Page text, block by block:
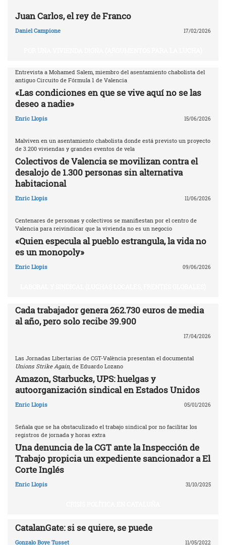
Juan Carlos, el rey de Franco
Daniel Campione 17/02/2026
Entrevista a Mohamed Salem, miembro del asentamiento chabolista del
antiguo Circuito de Fórmula 1 de Valencia
«Las condiciones en que se vive aquí no se las
deseo a nadie»
Enric Llopis 15/06/2026
Malviven en un asentamiento chabolista donde está previsto un proyecto
de 3.200 viviendas y grandes eventos de vela
Colectivos de Valencia se movilizan contra el
desalojo de 1.300 personas sin alternativa
habitacional
Enric Llopis 11/06/2026
Centenares de personas y colectivos se manifiestan por el centro de
Valencia para reivindicar que la vivienda no es un negocio
«Quien especula al pueblo estrangula, la vida no
es un monopoly»
Enric Llopis 09/06/2026
Cada trabajador genera 262.730 euros de media
al año, pero solo recibe 39.900
17/04/2026
Las Jornadas Libertarias de CGT-València presentan el documental
Unions Strike Again , de Eduardo Lozano
Amazon, Starbucks, UPS: huelgas y
autoorganización sindical en Estados Unidos
Enric Llopis 05/01/2026
Señala que se ha obstaculizado el trabajo sindical por no facilitar los
registros de jornada y horas extra
Una denuncia de la CGT ante la Inspección de
Trabajo propicia un expediente sancionador a El
Corte Inglés
Enric Llopis 31/10/2025
CatalanGate: si se quiere, se puede
Gonzalo Boye Tusset 11/05/2022